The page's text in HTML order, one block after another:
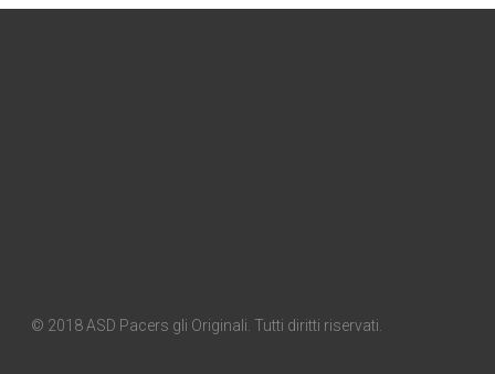
© 2018 ASD Pacers gli Originali. Tutti diritti riservati.